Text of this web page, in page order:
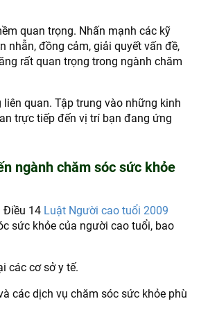
quan trọng. Nhấn mạnh các kỹ
nhẫn, đồng cảm, giải quyết vấn đề,
rất quan trọng trong ngành chăm
quan. Tập trung vào những kinh
trực tiếp đến vị trí bạn đang ứng
ngành chăm sóc sức khỏe
Điều 14 Luật Người cao tuổi 2009
sức khỏe của người cao tuổi, bao
các cơ sở y tế.
các dịch vụ chăm sóc sức khỏe phù